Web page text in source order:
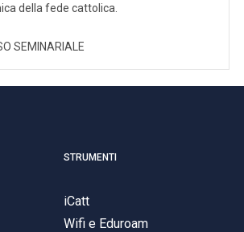
della fede cattolica.
SEMINARIALE
STRUMENTI
iCatt
Wifi e Eduroam